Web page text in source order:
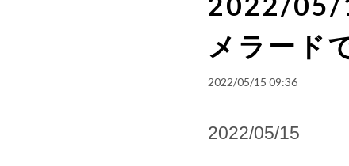
メラード
2022/05/15 09:36
2022/05/15